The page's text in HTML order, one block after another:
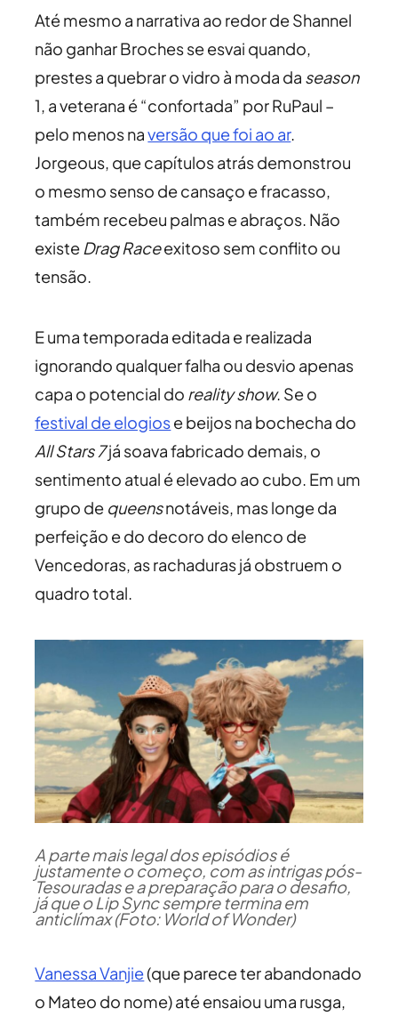
Até mesmo a narrativa ao redor de Shannel
não ganhar Broches se esvai quando,
prestes a quebrar o vidro à moda da season
1, a veterana é “confortada” por RuPaul –
pelo menos naversão que foi ao ar.
Jorgeous, que capítulos atrás demonstrou
o mesmo senso de cansaço e fracasso,
também recebeu palmas e abraços. Não
existe Drag Raceexitoso sem conflito ou
tensão.
E uma temporada editada e realizada
ignorando qualquer falha ou desvio apenas
capa o potencial do reality show. Se o
festival de elogiose beijos na bochecha do
All Stars 7já soava fabricado demais, o
sentimento atual é elevado ao cubo. Em um
grupo de queensnotáveis, mas longe da
perfeição e do decoro do elenco de
Vencedoras, as rachaduras já obstruem o
quadro total.
A parte mais legal dos episódios é
justamente o começo, com as intrigas pós-
Tesouradas e a preparação para o desafio,
já que o Lip Sync sempre termina em
anticlímax (Foto: World of Wonder)
Vanessa Vanjie(que parece ter abandonado
o Mateo do nome) até ensaiou uma rusga,